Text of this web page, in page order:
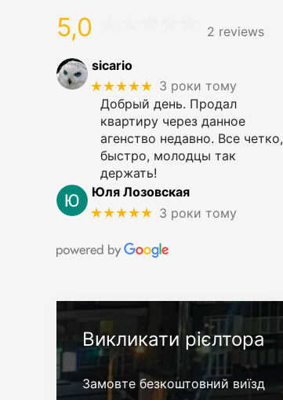
5,0 2 reviews
sicario
★★★★★ 3 роки тому
Добрый день. Продал
квартиру через данное
агенство недавно. Все четко,
быстро, молодцы так
держать!
Юля Лозовская
★★★★★ 3 роки тому
Викликати рієлтора
Замовте безкоштовний виїзд